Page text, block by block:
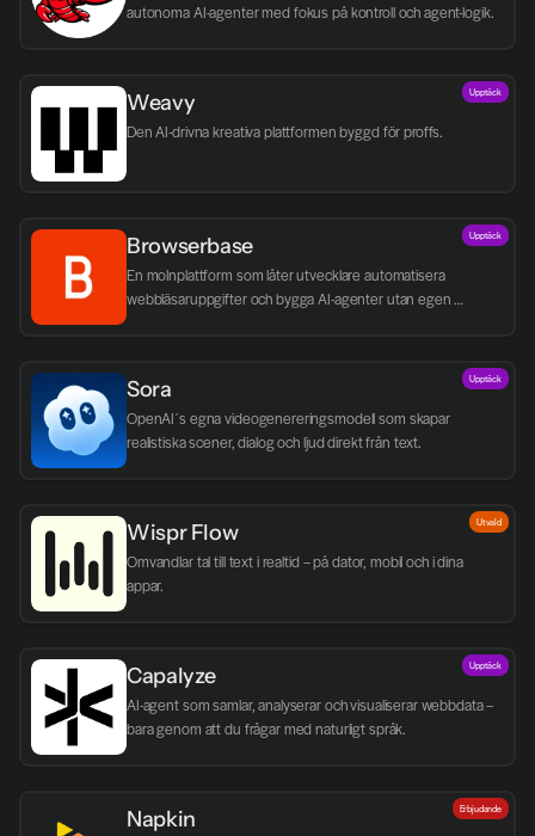
autonoma AI-agenter med fokus på kontroll och agent-logik.
Weavy
Den AI-drivna kreativa plattformen byggd för proffs.
Upptäck
Browserbase
En molnplattform som låter utvecklare automatisera
webbläsaruppgifter och bygga AI-agenter utan egen
Upptäck
Sora
OpenAI´s egna videogenereringsmodell som skapar
realistiska scener, dialog och ljud direkt från text.
Upptäck
Wispr Flow
Omvandlar tal till text i realtid – på dator, mobil och i dina
appar.
Utvald
Capalyze
AI-agent som samlar, analyserar och visualiserar webbdata –
bara genom att du frågar med naturligt språk.
Upptäck
Napkin Erbjudande